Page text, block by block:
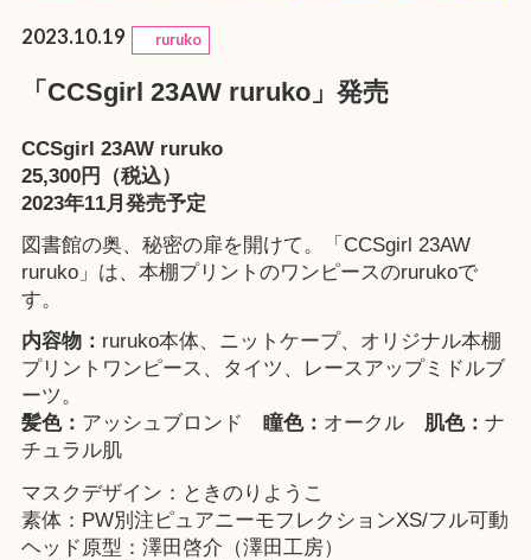
2023.10.19 ruruko
「CCSgirl 23AW ruruko」発売
CCSgirl 23AW ruruko
25,300円（税込）
2023年11月発売予定
図書館の奥、秘密の扉を開けて。「CCSgirl 23AW
ruruko」は、本棚プリントのワンピースのrurukoで
す。
内容物： ruruko本体、ニットケープ、オリジナル本棚
プリントワンピース、タイツ、レースアップミドルブ
ーツ。
髪色： アッシュブロンド 瞳色： オークル 肌色： ナ
チュラル肌
マスクデザイン：ときのりようこ
素体：PW別注ピュアニーモフレクションXS/フル可動
ヘッド原型：澤田啓介（澤田工房）